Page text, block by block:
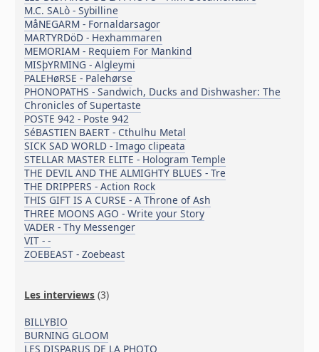
M.C. SALò - Sybilline
MåNEGARM - Fornaldarsagor
MARTYRDöD - Hexhammaren
MEMORIAM - Requiem For Mankind
MISþYRMING - Algleymi
PALEHøRSE - Palehørse
PHONOPATHS - Sandwich, Ducks and Dishwasher: The
Chronicles of Supertaste
POSTE 942 - Poste 942
SéBASTIEN BAERT - Cthulhu Metal
SICK SAD WORLD - Imago clipeata
STELLAR MASTER ELITE - Hologram Temple
THE DEVIL AND THE ALMIGHTY BLUES - Tre
THE DRIPPERS - Action Rock
THIS GIFT IS A CURSE - A Throne of Ash
THREE MOONS AGO - Write your Story
VADER - Thy Messenger
VIT - -
ZOEBEAST - Zoebeast
Les interviews (3)
BILLYBIO
BURNING GLOOM
LES DISPARUS DE LA PHOTO